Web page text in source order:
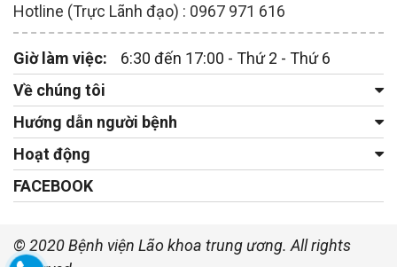
Hotline (Trực Lãnh đạo) : 0967 971 616
Giờ làm việc:
6:30 đến 17:00 - Thứ 2 - Thứ 6
Về chúng tôi
Hướng dẫn người bệnh
Hoạt động
FACEBOOK
© 2020 Bệnh viện Lão khoa trung ương. All rights